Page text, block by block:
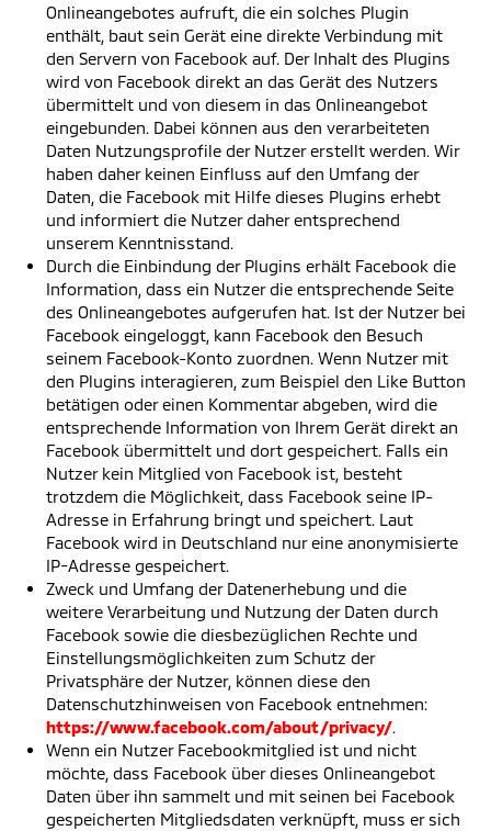
Onlineangebotes aufruft, die ein solches Plugin
enthält, baut sein Gerät eine direkte Verbindung mit
den Servern von Facebook auf. Der Inhalt des Plugins
wird von Facebook direkt an das Gerät des Nutzers
übermittelt und von diesem in das Onlineangebot
eingebunden. Dabei können aus den verarbeiteten
Daten Nutzungsprofile der Nutzer erstellt werden. Wir
haben daher keinen Einfluss auf den Umfang der
Daten, die Facebook mit Hilfe dieses Plugins erhebt
und informiert die Nutzer daher entsprechend
unserem Kenntnisstand.
Durch die Einbindung der Plugins erhält Facebook die
Information, dass ein Nutzer die entsprechende Seite
des Onlineangebotes aufgerufen hat. Ist der Nutzer bei
Facebook eingeloggt, kann Facebook den Besuch
seinem Facebook-Konto zuordnen. Wenn Nutzer mit
den Plugins interagieren, zum Beispiel den Like Button
betätigen oder einen Kommentar abgeben, wird die
entsprechende Information von Ihrem Gerät direkt an
Facebook übermittelt und dort gespeichert. Falls ein
Nutzer kein Mitglied von Facebook ist, besteht
trotzdem die Möglichkeit, dass Facebook seine IP-
Adresse in Erfahrung bringt und speichert. Laut
Facebook wird in Deutschland nur eine anonymisierte
IP-Adresse gespeichert.
Zweck und Umfang der Datenerhebung und die
weitere Verarbeitung und Nutzung der Daten durch
Facebook sowie die diesbezüglichen Rechte und
Einstellungsmöglichkeiten zum Schutz der
Privatsphäre der Nutzer, können diese den
Datenschutzhinweisen von Facebook entnehmen:
https://www.facebook.com/about/privacy/.
Wenn ein Nutzer Facebookmitglied ist und nicht
möchte, dass Facebook über dieses Onlineangebot
Daten über ihn sammelt und mit seinen bei Facebook
gespeicherten Mitgliedsdaten verknüpft, muss er sich